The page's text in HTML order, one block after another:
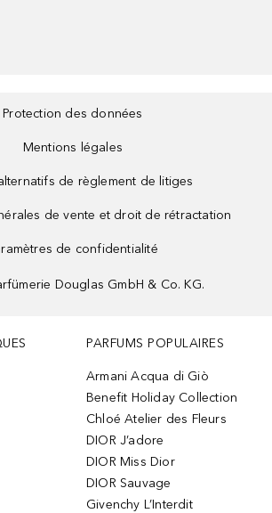
Protection des données
Mentions légales
de règlement de litiges
de vente et droit de rétractation
de confidentialité
Douglas GmbH & Co. KG.
PARFUMS POPULAIRES
Armani Acqua di Giò
Benefit Holiday Collection
Chloé Atelier des Fleurs
DIOR J’adore
DIOR Miss Dior
DIOR Sauvage
Givenchy L’Interdit